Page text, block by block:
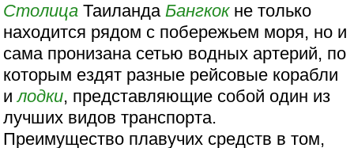
Столица ТаиландаБангкокне только
находится рядом с побережьем моря, но и
сама пронизана сетью водных артерий, по
которым ездят разные рейсовые корабли
илодки, представляющие собой один из
лучших видов транспорта.
Преимущество плавучих средств в том,